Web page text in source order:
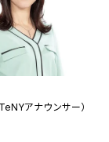
アナウンサー）